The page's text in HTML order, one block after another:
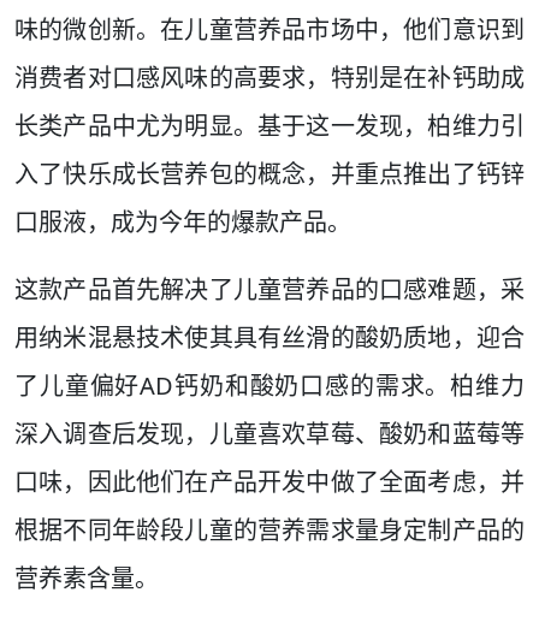
味的微创新。在儿童营养品市场中，他们意识到
消费者对口感风味的高要求，特别是在补钙助成
长类产品中尤为明显。基于这一发现，柏维力引
入了快乐成长营养包的概念，并重点推出了钙锌
口服液，成为今年的爆款产品。
这款产品首先解决了儿童营养品的口感难题，采
用纳米混悬技术使其具有丝滑的酸奶质地，迎合
了儿童偏好AD钙奶和酸奶口感的需求。柏维力
深入调查后发现，儿童喜欢草莓、酸奶和蓝莓等
口味，因此他们在产品开发中做了全面考虑，并
根据不同年龄段儿童的营养需求量身定制产品的
营养素含量。